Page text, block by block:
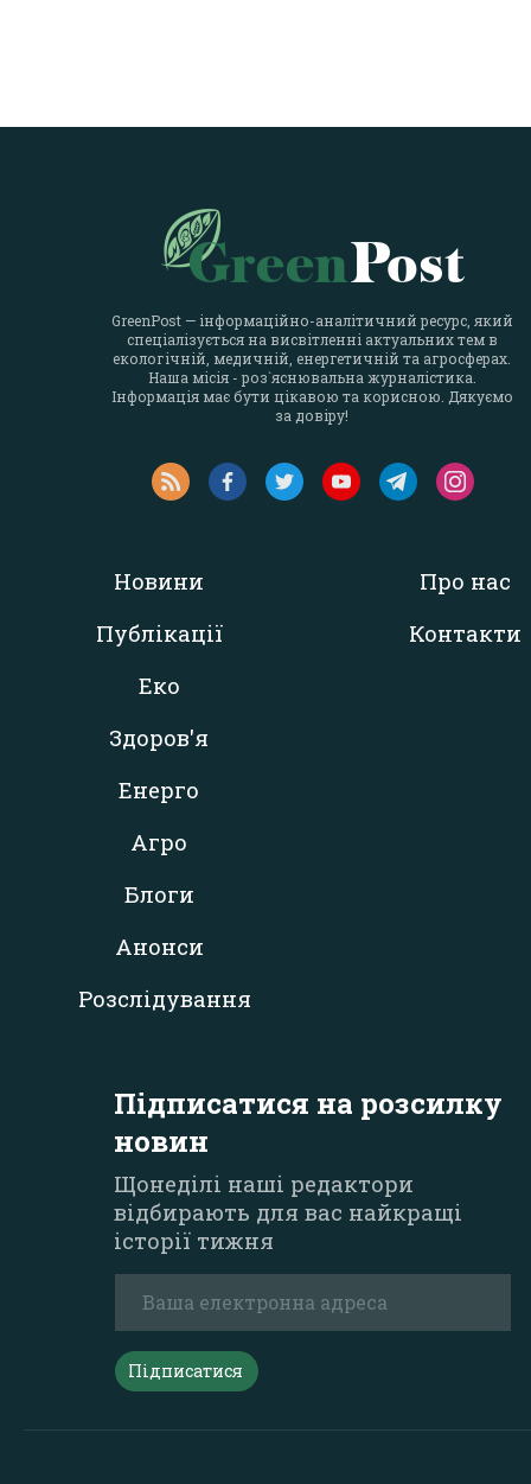
GreenPost — інформаційно-аналітичний ресурс, який
спеціалізується на висвітленні актуальних тем в
екологічній, медичній, енергетичній та агросферах.
Наша місія - роз`яснювальна журналістика.
Інформація має бути цікавою та корисною. Дякуємо
за довіру!
Новини
Публікації
Еко
Здоров'я
Енерго
Агро
Блоги
Анонси
Розслідування
Про нас
Контакти
Підписатися на розсилку
новин
Щонеділі наші редактори
відбирають для вас найкращі
історії тижня
Підписатися